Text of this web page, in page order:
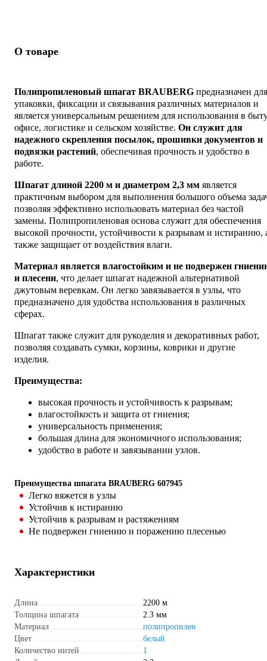
О товаре
Полипропиленовый шпагат BRAUBERG предназначен для
упаковки, фиксации и связывания различных материалов и
является универсальным решением для использования в
офисе, логистике и сельском хозяйстве. Он служит для
надежного скрепления посылок, прошивки документов и
подвязки растений, обеспечивая прочность и удобство в
работе.
Шпагат длиной 2200 м и диаметром 2,3 мм является
практичным выбором для выполнения большого объема
позволяя эффективно использовать материал без частой
замены. Полипропиленовая основа служит для обеспечения
высокой прочности, устойчивости к разрывам и истиранию,
также защищает от воздействия влаги.
Материал является влагостойким и не подвержен
и плесени, что делает шпагат надежной альтернативой
джутовым веревкам. Он легко завязывается в узлы, что
предназначено для удобства использования в различных
сферах.
Шпагат также служит для рукоделия и декоративных работ,
позволяя создавать сумки, корзины, коврики и другие
изделия.
Преимущества:
высокая прочность и устойчивость к разрывам;
влагостойкость и защита от гниения;
универсальность применения;
большая длина для экономичного использования;
удобство в работе и завязывании узлов.
Преимущества шпагата BRAUBERG 607945
Легко вяжется в узлы
Устойчив к истиранию
Устойчив к разрывам и растяжениям
Не подвержен гниению и поражению плесенью
Характеристики
Длина
2200 м
Толщина шпагата
2.3 мм
Материал
полипропилен
Цвет
белый
Количество нитей
1